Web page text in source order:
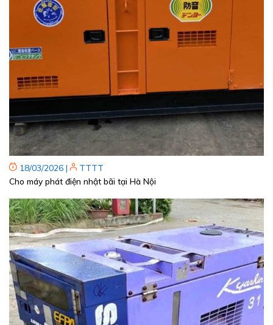
18/03/2026 |
TTTT
Cho máy phát điện nhật bãi tại Hà Nội